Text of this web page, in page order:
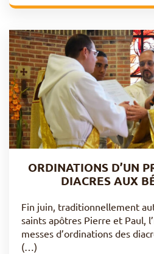
ORDINATIONS D’UN
DIACRES AUX
Fin juin, traditionnellement
saints apôtres Pierre et Paul,
messes d’ordinations des
(…)